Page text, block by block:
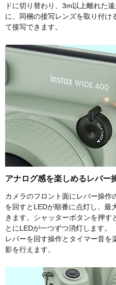
ドに切り替わり、3m以上離れた
に、同梱の接写レンズを取り付
て接写できます。
アナログ感を楽しめるレバー
カメラのフロント面にレバー操作
を回すとLEDが順番に点灯し、最
きます。シャッターボタンを押
とにLEDが一つずつ消灯します。
レバーを回す操作とタイマー音
影を行えます。